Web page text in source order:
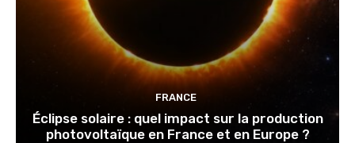
FRANCE
Éclipse solaire : quel impact sur la production
photovoltaïque en France et en Europe ?